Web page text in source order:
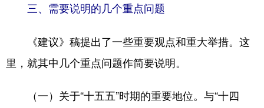
三、需要说明的几个重点问题
《建议》稿提出了一些重要观点和重大举措。这
里，就其中几个重点问题作简要说明。
（一）关于“十五五”时期的重要地位。与“十四